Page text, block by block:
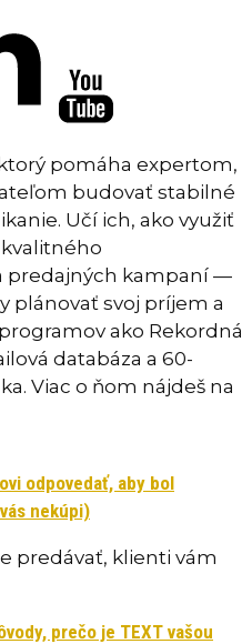
pomáha expertom,
budovať stabilné
Učí ich, ako využiť
predajných kampaní —
plánovať svoj príjem a
ako Rekordná
databáza a 60-
Viac o ňom nájdeš na
odpovedať, aby bol
nekúpi)
predávať, klienti vám
prečo je TEXT vašou